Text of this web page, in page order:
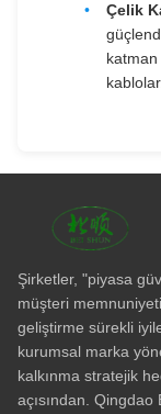
Çelik
katman
kablolar.
Şirketler, "piyasa
müşteri
geliştirme sürekli
kurumsal marka
kalkınma stratejik
açısından.